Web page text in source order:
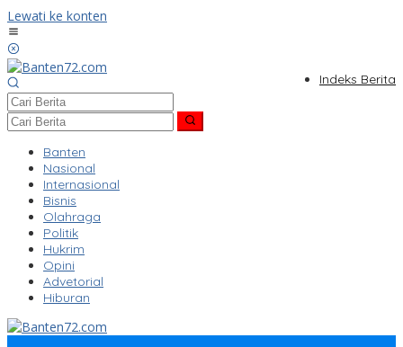
Lewati ke konten
Indeks Berita
Banten
Nasional
Internasional
Bisnis
Olahraga
Politik
Hukrim
Opini
Advetorial
Hiburan